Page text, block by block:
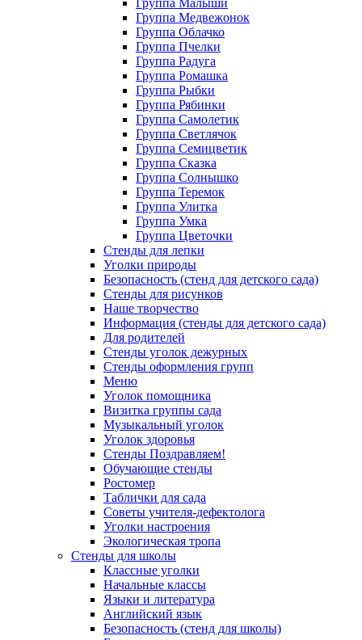
Группа Малыши
Группа Медвежонок
Группа Облачко
Группа Пчелки
Группа Радуга
Группа Ромашка
Группа Рыбки
Группа Рябинки
Группа Самолетик
Группа Светлячок
Группа Семицветик
Группа Сказка
Группа Солнышко
Группа Теремок
Группа Улитка
Группа Умка
Группа Цветочки
Стенды для лепки
Уголки природы
Безопасность (стенд для детского сада)
Стенды для рисунков
Наше творчество
Информация (стенды для детского сада)
Для родителей
Стенды уголок дежурных
Стенды оформления групп
Меню
Уголок помощника
Визитка группы сада
Музыкальный уголок
Уголок здоровья
Стенды Поздравляем!
Обучающие стенды
Ростомер
Таблички для сада
Советы учителя-дефектолога
Уголки настроения
Экологическая тропа
Стенды для школы
Классные уголки
Начальные классы
Языки и литература
Английский язык
Безопасность (стенд для школы)